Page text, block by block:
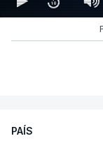
PAÍS